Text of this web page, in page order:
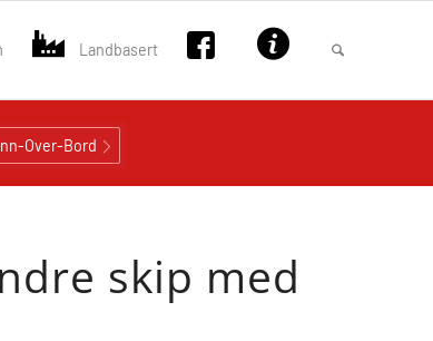
Landbasert
Over-Bord
skip med